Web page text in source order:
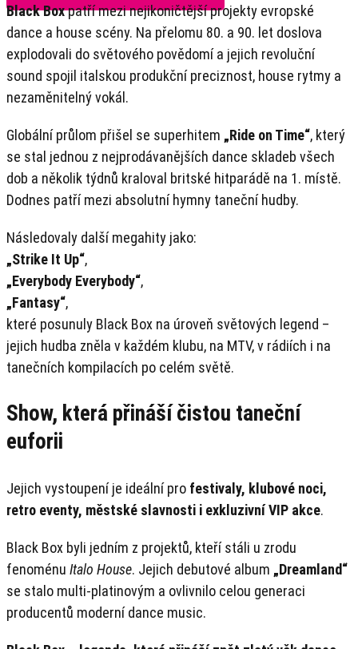
Black Boxpatří mezi nejikoničtější projekty evropské
dance a house scény. Na přelomu 80. a 90. let doslova
explodovali do světového povědomí a jejich revoluční
sound spojil italskou produkční preciznost, house rytmy a
nezaměnitelný vokál.
Globální průlom přišel se superhitem „Ride on Time“, který
se stal jednou z nejprodávanějších dance skladeb všech
dob a několik týdnů kraloval britské hitparádě na 1. místě.
Dodnes patří mezi absolutní hymny taneční hudby.
Následovaly další megahity jako:
„Strike It Up“,
„Everybody Everybody“,
„Fantasy“,
které posunuly Black Box na úroveň světových legend –
jejich hudba zněla v každém klubu, na MTV, v rádiích i na
tanečních kompilacích po celém světě.
Show, která přináší čistou taneční
euforii
Jejich vystoupení je ideální pro festivaly, klubové noci,
retro eventy, městské slavnosti i exkluzivní VIP akce.
Black Box byli jedním z projektů, kteří stáli u zrodu
fenoménu Italo House. Jejich debutové album „Dreamland“
se stalo multi-platinovým a ovlivnilo celou generaci
producentů moderní dance music.